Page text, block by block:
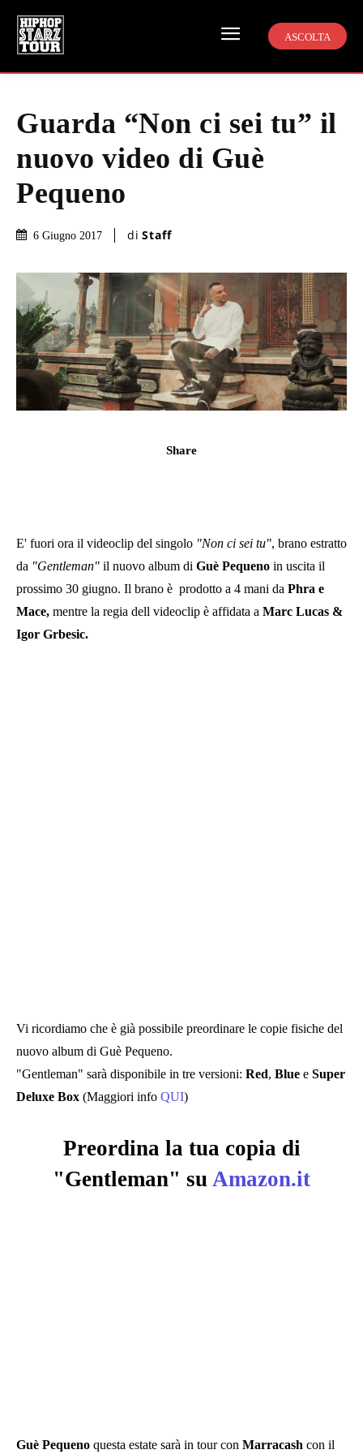
ASCOLTA
Guarda “Non ci sei tu” il
nuovo video di Guè
Pequeno
6 Giugno 2017 di Staff
Share
E' fuori ora il videoclip del singolo "Non ci sei tu", brano estratto
da "Gentleman" il nuovo album di Guè Pequeno in uscita il
prossimo 30 giugno. Il brano è prodotto a 4 mani da Phra e
Mace, mentre la regia dell videoclip è affidata a Marc Lucas &
Igor Grbesic​.
Vi ricordiamo che è già possibile preordinare le copie fisiche del
nuovo album di Guè Pequeno.
"Gentleman" sarà disponibile in tre versioni: Red, Blue e Super
Deluxe Box (Maggiori info QUI)
Preordina la tua copia di
"Gentleman" su Amazon.it
Guè Pequeno questa estate sarà in tour con Marracash con il